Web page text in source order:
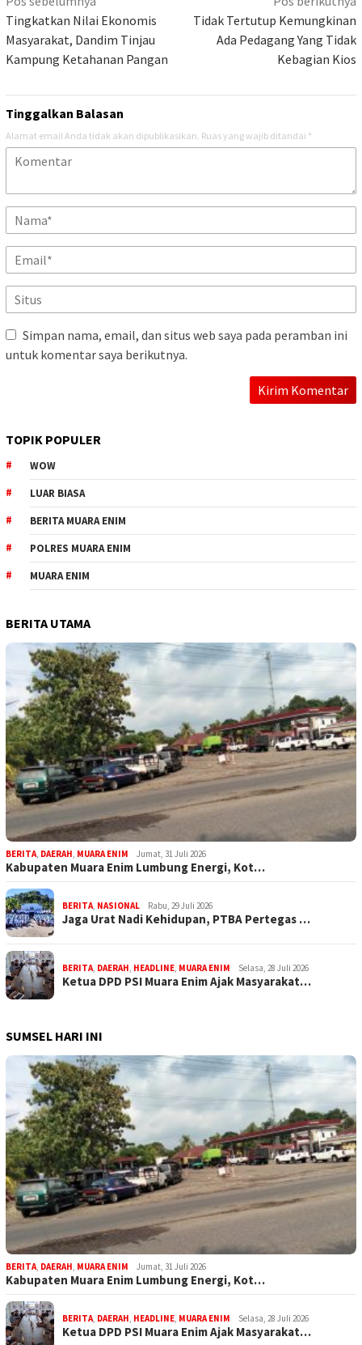
pos
Tingkatkan Nilai Ekonomis
Masyarakat, Dandim Tinjau
Kampung Ketahanan Pangan
Tidak Tertutup Kemungkinan
Ada Pedagang Yang Tidak
Kebagian Kios
Tinggalkan Balasan
Alamat email Anda tidak akan dipublikasikan. Ruas yang wajib ditandai *
Simpan nama, email, dan situs web saya pada peramban ini
untuk komentar saya berikutnya.
TOPIK POPULER
WOW
LUAR BIASA
BERITA MUARA ENIM
POLRES MUARA ENIM
MUARA ENIM
BERITA UTAMA
BERITA, DAERAH, MUARA ENIM Jumat, 31 Juli 2026
Kabupaten Muara Enim Lumbung Energi, Kot…
BERITA, NASIONAL Rabu, 29 Juli 2026
Jaga Urat Nadi Kehidupan, PTBA Pertegas …
BERITA, DAERAH, HEADLINE, MUARA ENIM Selasa, 28 Juli 2026
Ketua DPD PSI Muara Enim Ajak Masyarakat…
SUMSEL HARI INI
BERITA, DAERAH, MUARA ENIM Jumat, 31 Juli 2026
Kabupaten Muara Enim Lumbung Energi, Kot…
BERITA, DAERAH, HEADLINE, MUARA ENIM Selasa, 28 Juli 2026
Ketua DPD PSI Muara Enim Ajak Masyarakat…